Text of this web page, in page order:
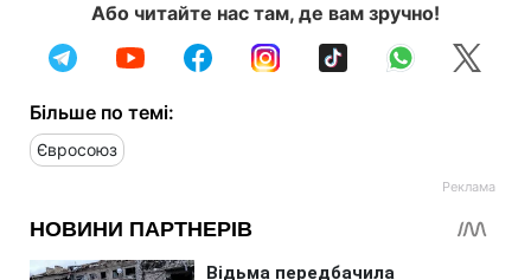
Або читайте нас там, де вам зручно!
Більше по темі:
Євросоюз